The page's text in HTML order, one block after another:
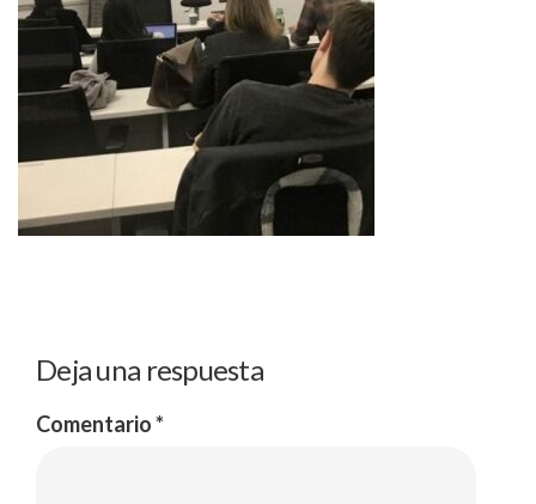
Deja una respuesta
Comentario*